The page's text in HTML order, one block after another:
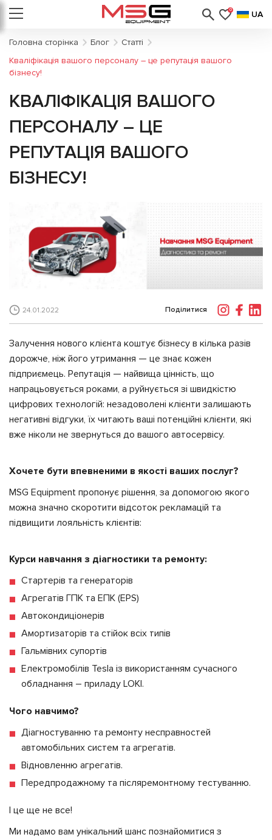
0 UA
Головна сторінка Блог
Статті
Кваліфікація вашого персоналу – це репутація вашого
бізнесу!
КВАЛІФІКАЦІЯ ВАШОГО
ПЕРСОНАЛУ – ЦЕ
РЕПУТАЦІЯ ВАШОГО
БІЗНЕСУ!
24.01.2022 Поділитися
Залучення нового клієнта коштує бізнесу в кілька разів
дорожче, ніж його утримання — це знає кожен
підприємець. Репутація — найвища цінність, що
напрацьовується роками, а руйнується зі швидкістю
цифрових технологій: незадоволені клієнти залишають
негативні відгуки, їх читають ваші потенційні клієнти, які
вже ніколи не звернуться до вашого автосервісу.
Хочете бути впевненими в якості ваших послуг?
MSG Equipment пропонує рішення, за допомогою якого
можна значно скоротити відсоток рекламацій та
підвищити лояльність клієнтів:
Курси навчання з діагностики та ремонту:
Стартерів та генераторів
Агрегатів ГПК та ЕПК (EPS)
Автокондиціонерів
Амортизаторів та стійок всіх типів
Гальмівних супортів
Електромобілів Tesla із використанням сучасного
обладнання – приладу LOKI.
Чого навчимо?
Діагностуванню та ремонту несправностей
автомобільних систем та агрегатів.
Відновленню агрегатів.
Передпродажному та післяремонтному тестуванню.
І це ще не все!
Ми надамо вам унікальний шанс познайомитися з